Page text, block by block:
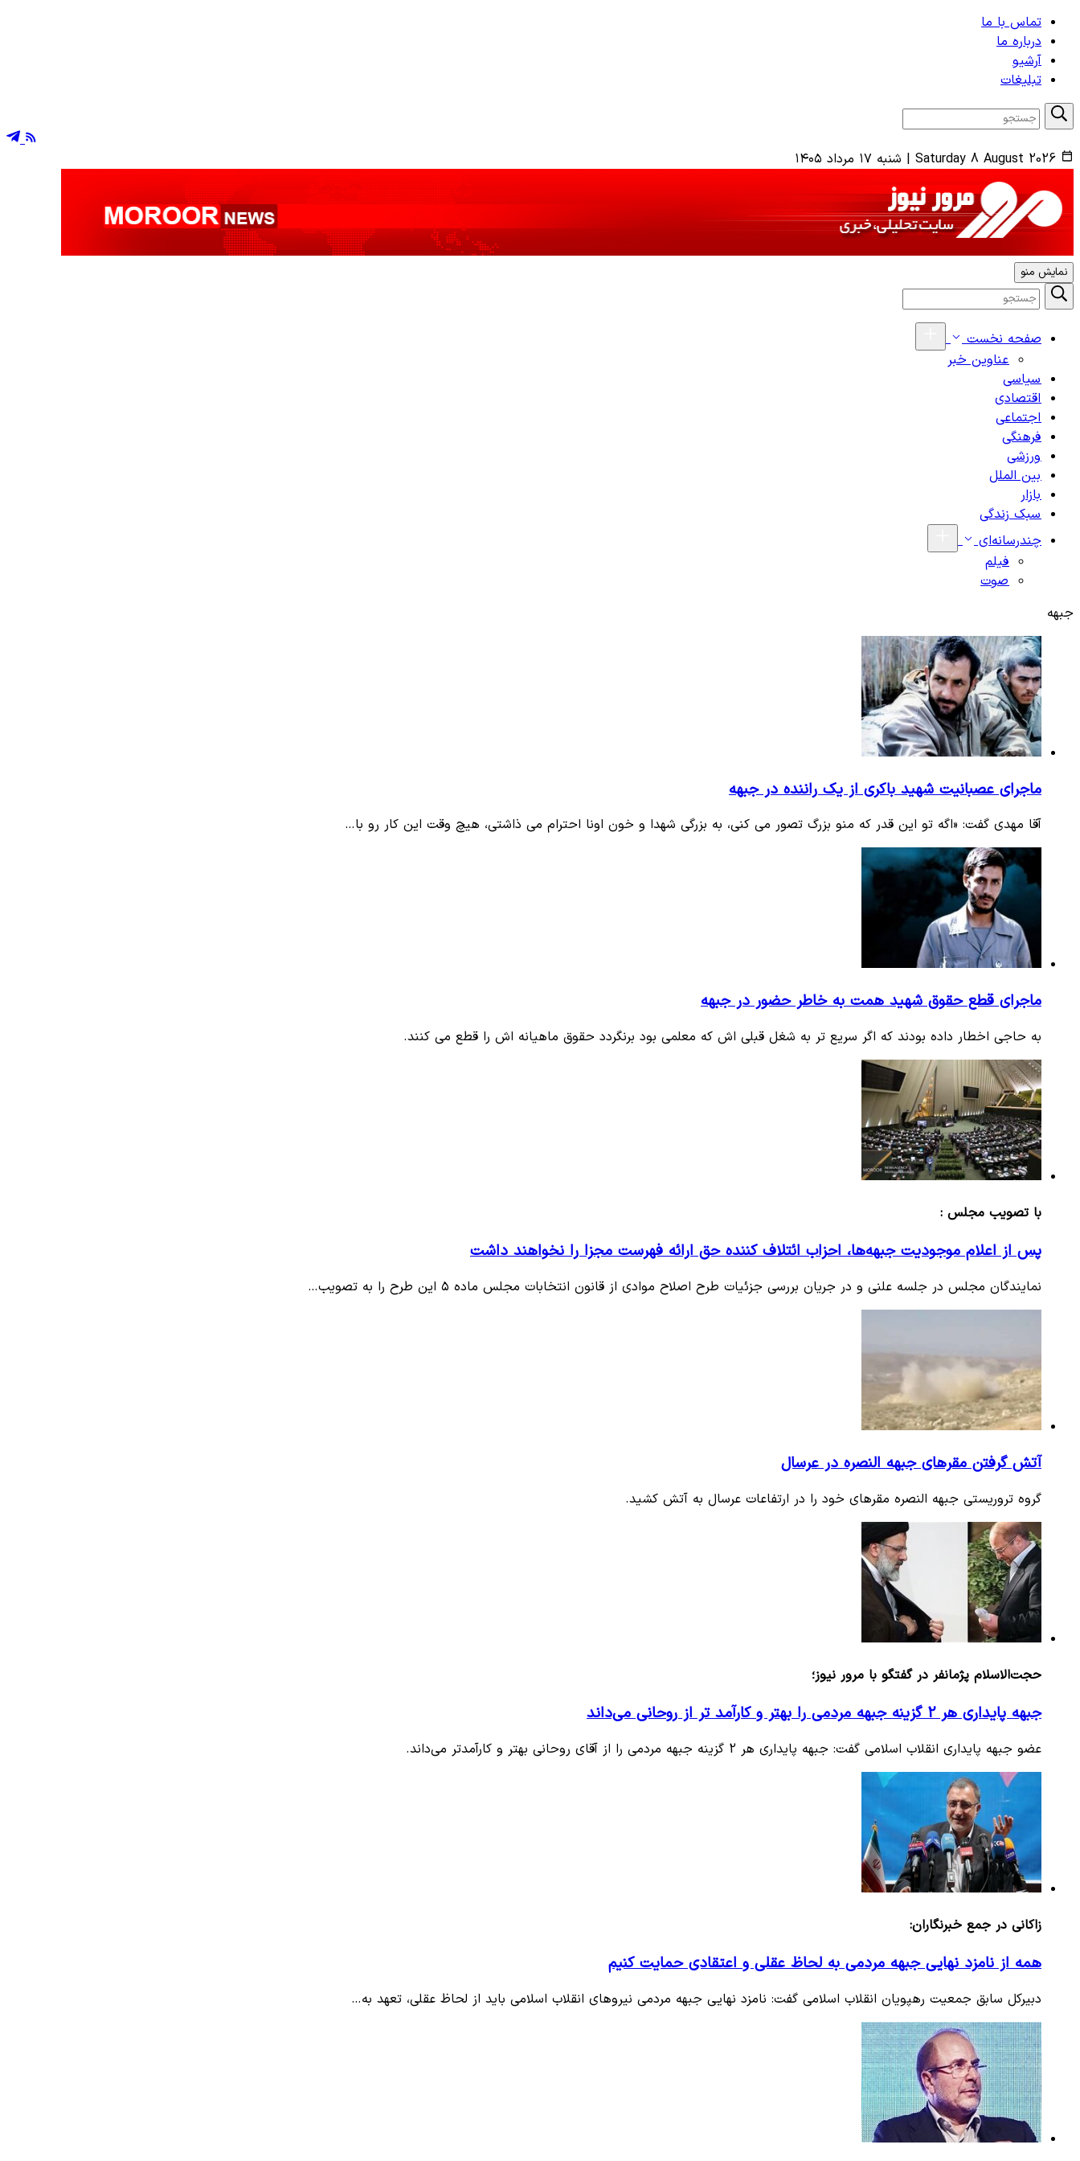
تماس با ما
درباره ما
آرشیو
تبلیغات
Saturday 8 August 2026
| شنبه ۱۷ مرداد ۱۴۰۵
نمایش منو
صفحه نخست
عناوین خبر
سیاسی
اقتصادی
اجتماعی
فرهنگی
ورزشی
بین الملل
بازار
سبک زندگی
چندرسانه‌ای
فیلم
صوت
جبهه
ماجرای عصبانیت شهید باکری از یک راننده در جبهه
آقا مهدی گفت: «اگه تو این قدر که منو بزرگ تصور می کنی، به بزرگی شهدا و خون اونا احترام می ذاشتی، هیچ وقت این کار رو با…
ماجرای قطع حقوق شهید همت به خاطر حضور در جبهه
به حاجی اخطار داده بودند که اگر سریع تر به شغل قبلی اش که معلمی بود برنگردد حقوق ماهیانه اش را قطع می کنند.
با تصویب مجلس :
پس از اعلام موجودیت جبهه‌ها، احزاب ائتلاف کننده حق ارائه فهرست مجزا را نخواهند داشت
نمایندگان مجلس در جلسه علنی و در جریان بررسی جزئیات طرح اصلاح موادی از قانون انتخابات مجلس ماده ۵ این طرح را به تصویب…
آتش گرفتن مقرهای جبهه النصره در عرسال
گروه تروریستی جبهه النصره مقرهای خود را در ارتفاعات عرسال به آتش کشید.
حجت‌الاسلام پژمانفر در گفتگو با مرور نیوز؛
جبهه پایداری هر 2 گزینه جبهه مردمی را بهتر و کارآمد تر از روحانی می‌داند
عضو جبهه پایداری انقلاب اسلامی گفت: جبهه پایداری هر 2 گزینه جبهه مردمی را از آقای روحانی بهتر و کارآمدتر می‌داند.
زاکانی در جمع خبرنگاران:
همه از نامزد نهایی جبهه مردمی به لحاظ عقلی و اعتقادی حمایت کنیم
دبیرکل سابق جمعیت رهپویان انقلاب اسلامی گفت: نامزد نهایی جبهه مردمی نیروهای انقلاب اسلامی باید از لحاظ عقلی، تعهد به…